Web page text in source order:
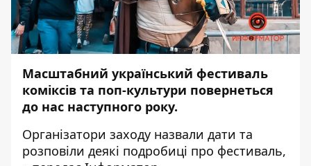
Масштабний український фестиваль
коміксів та поп-культури повернеться
до нас наступного року.
Організатори заходу назвали дати та
розповіли деякі подробиці про фестиваль,